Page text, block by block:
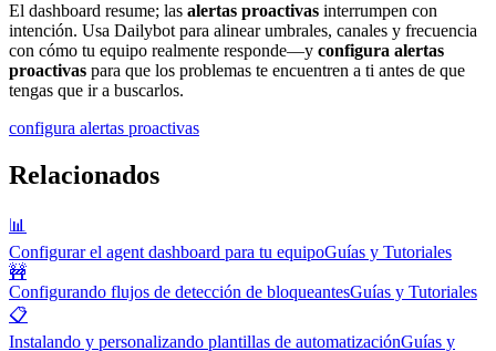
El dashboard resume; las alertas proactivas interrumpen con
intención. Usa Dailybot para alinear umbrales, canales y frecuencia
con cómo tu equipo realmente responde—y configura alertas
proactivas para que los problemas te encuentren a ti antes de que
tengas que ir a buscarlos.
configura alertas proactivas
Relacionados
📊
Configurar el agent dashboard para tu equipoGuías y Tutoriales
🚧
Configurando flujos de detección de bloqueantesGuías y Tutoriales
📋
Instalando y personalizando plantillas de automatizaciónGuías y